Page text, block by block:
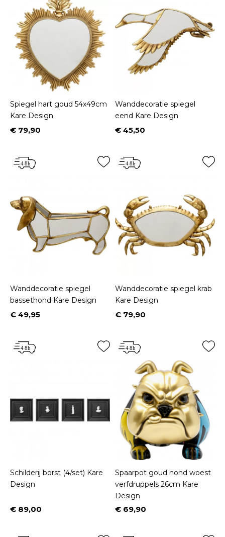
Spiegel hart goud 54x49cm
Kare Design
Prijs
€ 79,90
Wanddecoratie spiegel
eend Kare Design
Prijs
€ 45,50
Wanddecoratie spiegel
bassethond Kare Design
Prijs
€ 49,95
Wanddecoratie spiegel krab
Kare Design
Prijs
€ 79,90
Schilderij borst (4/set) Kare
Design
Prijs
€ 89,00
Spaarpot goud hond woest
verfdruppels 26cm Kare
Design
Prijs
€ 69,90